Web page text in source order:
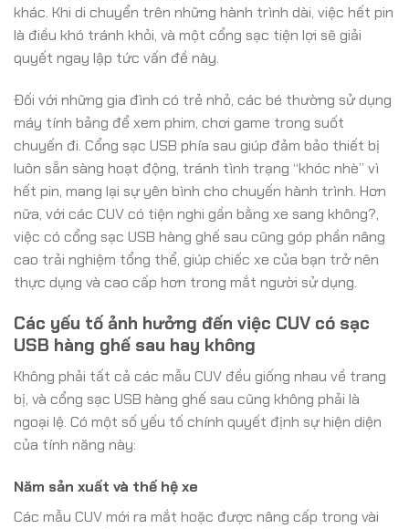
khác. Khi di chuyển trên những hành trình dài, việc hết pin
là điều khó tránh khỏi, và một cổng sạc tiện lợi sẽ giải
quyết ngay lập tức vấn đề này.
Đối với những gia đình có trẻ nhỏ, các bé thường sử dụng
máy tính bảng để xem phim, chơi game trong suốt
chuyến đi. Cổng sạc USB phía sau giúp đảm bảo thiết bị
luôn sẵn sàng hoạt động, tránh tình trạng “khóc nhè” vì
hết pin, mang lại sự yên bình cho chuyến hành trình. Hơn
nữa, với các CUV có tiện nghi gần bằng xe sang không?,
việc có cổng sạc USB hàng ghế sau cũng góp phần nâng
cao trải nghiệm tổng thể, giúp chiếc xe của bạn trở nên
thực dụng và cao cấp hơn trong mắt người sử dụng.
Các yếu tố ảnh hưởng đến việc CUV có sạc
USB hàng ghế sau hay không
Không phải tất cả các mẫu CUV đều giống nhau về trang
bị, và cổng sạc USB hàng ghế sau cũng không phải là
ngoại lệ. Có một số yếu tố chính quyết định sự hiện diện
của tính năng này:
Năm sản xuất và thế hệ xe
Các mẫu CUV mới ra mắt hoặc được nâng cấp trong vài